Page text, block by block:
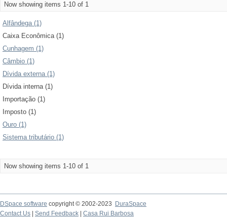
Now showing items 1-10 of 1
Alfândega (1)
Caixa Econômica (1)
Cunhagem (1)
Câmbio (1)
Dívida externa (1)
Dívida interna (1)
Importação (1)
Imposto (1)
Ouro (1)
Sistema tributário (1)
Now showing items 1-10 of 1
DSpace software copyright © 2002-2023
DuraSpace
Contact Us
Send Feedback Casa Rui Barbosa